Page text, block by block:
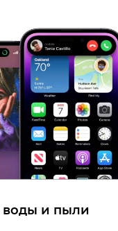
воды и пыли